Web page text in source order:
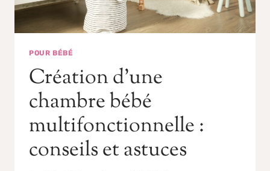
POUR BÉBÉ
Création d’une
chambre bébé
multifonctionnelle :
conseils et astuces